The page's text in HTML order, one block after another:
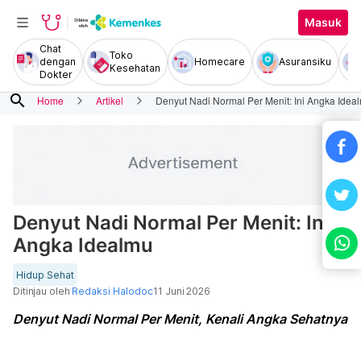
Masuk
Chat
dengan
Dokter
Toko
Kesehatan
Homecare Asuransiku
search Home Artikel Denyut Nadi Normal Per Menit: Ini Angka
Denyut Nadi Normal Per Menit: Ini
Angka Idealmu
Hidup Sehat
Ditinjau oleh Redaksi Halodoc11 Juni 2026
Denyut Nadi Normal Per Menit, Kenali Angka Sehatnya